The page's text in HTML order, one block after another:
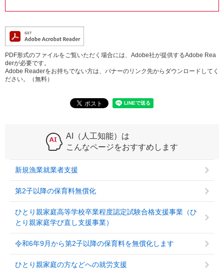
PDF形式のファイルをご覧いただく場合には、Adobe社が提供するAdobe Rea
derが必要です。
Adobe Readerをお持ちでない方は、バナーのリンク先からダウンロードしてく
ださい。（無料）
AI（人工知能）は
こんなページをおすすめします
新規漁業就業者支援
第2子以降の保育料無償化
ひとり親家庭高等学校卒業程度認定試験合格支援事業（ひ
とり親家庭学び直し支援事業）
令和6年9月から第2子以降の保育料を無償化します
ひとり親家庭の方などへの就労支援